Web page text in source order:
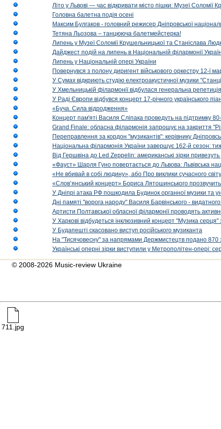
Літо у Львові — час відкривати місто пішки: Музеї Соломії
Головна балетна подія осені
Максим Булгаков - головний режисер Дніпровської
Тетяна Льозова – танцююча балетмейстерка!
Липень у Музеї Соломії Крушельницької та Станіслава
Дайджест подій на липень в Національній філармонії
Липень у Національній опері України
Повернувся з полону диригент військового оркестру 12-ї
У Сумах відкриють студію електроакустичної музики
У Хмельницькій філармонії відбулася генеральна
У Раді Європи відбувся концерт 17-річного українського
«Буча. Сила відродження»
Концерт пам'яті Василя Сліпака проведуть на підтримку
Grand Finale: обласна філармонія запрошує на закриття
Переправлення за кордон "музикантів": керівнику
Національна філармонія України завершує 162-й сезон:
Від Гершвіна до Led Zeppelin: американські зірки
«Фауст» Шарля Гуно повертається до Львова: Львівська
«Не вбивай в собі людину», або Про виклики сучасного світу
«Слов’янський концерт» Бориса Лятошинського
У Дніпрі атака РФ пошкодила Будинок органної музики та
Дні памяті "ворога народу" Василя Барвінського -
Артисти Полтавської обласної філармонії проводять
У Харкові відбудеться інклюзивний концерт "Музика
У Будапешті скасовано виступ російського музиканта
На "Тисячовесну" за напрямами Держмистецтв подано 870
Українські оперні зірки виступили у Метрополітен-опері:
© 2008-2026 Music-review Ukraine
711.jpg